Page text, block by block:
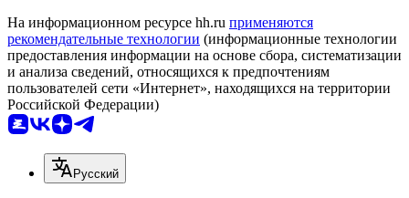
На информационном ресурсе hh.ru применяются
рекомендательные технологии (информационные технологии
предоставления информации на основе сбора, систематизации
и анализа сведений, относящихся к предпочтениям
пользователей сети «Интернет», находящихся на территории
Российской Федерации)
Русский